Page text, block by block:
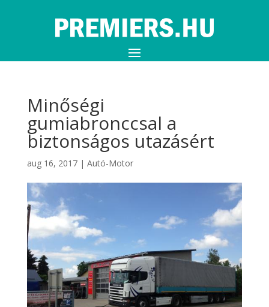
Minőségi
gumiabronccsal a
biztonságos utazásért
aug 16, 2017| Autó-Motor